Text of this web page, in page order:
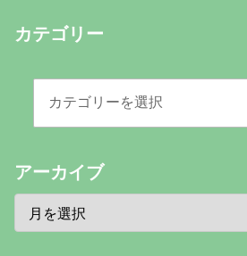
カテゴリー
アーカイブ